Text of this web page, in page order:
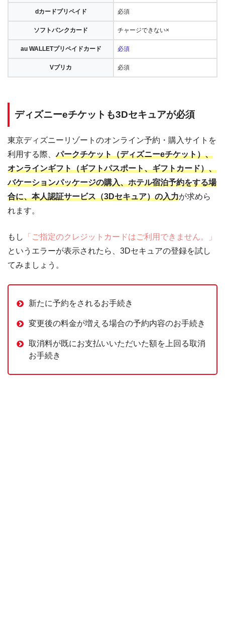
dカードプリペイド 必須
ソフトバンクカード チャージできない×
au WALLETプリペイドカード 必須
Vプリカ 必須
ディズニーeチケットも3Dセキュアが必須
東京ディズニーリゾートのオンライン予約・購入サイトを
利用する際、パークチケット（ディズニーeチケット）、
オンラインギフト（ギフトパスポート、ギフトカード）、
バケーションパッケージの購入、ホテル宿泊予約をする場
合に、本人認証サービス（3Dセキュア）の入力が求めら
れます。
もし
「ご指定のクレジットカードはご利用できません。」
というエラーが表示されたら、3Dセキュアの登録を試し
てみましょう。
新たに予約をされるお手続き
変更後の料金が増える場合の予約内容のお手続き
取消料が既にお支払いいただいた額を上回る取消
お手続き